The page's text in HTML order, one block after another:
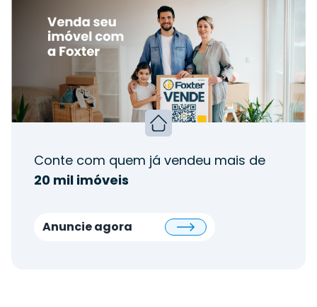
Conte com quem já vendeu mais de
20 mil imóveis
Anuncie agora